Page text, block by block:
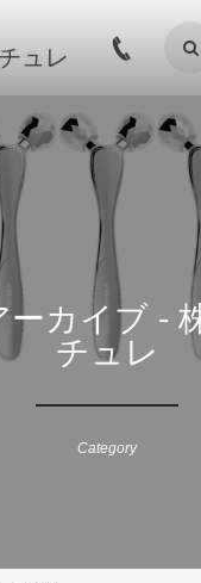
ュレ
ーカイブ -
チュレ
Category